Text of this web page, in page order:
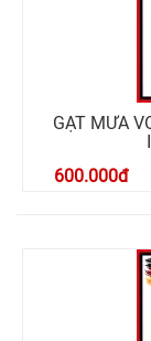
GẠT MƯA
600.000đ